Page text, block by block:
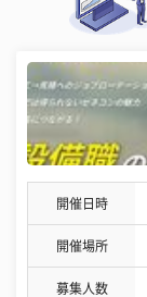
開催日時
開催場所
募集人数